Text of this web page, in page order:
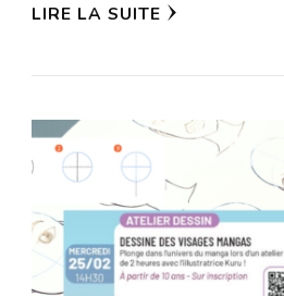
LIRE LA SUITE